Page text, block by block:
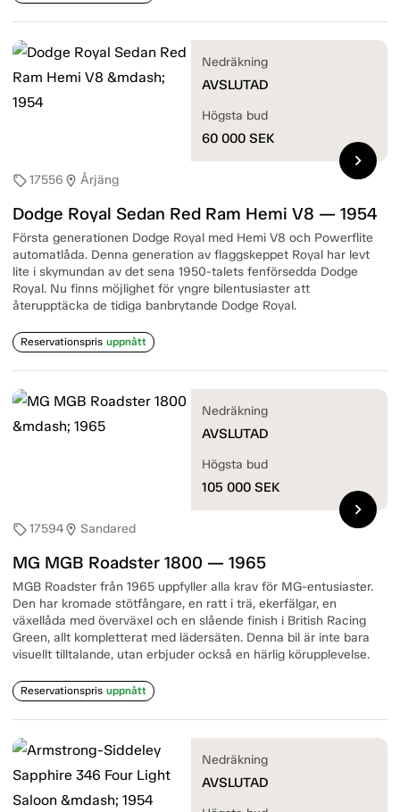
sell17556 location_on Årjäng
Dodge Royal Sedan Red Ram Hemi V8 — 1954
Första generationen Dodge Royal med Hemi V8 och Powerflite
automatlåda. Denna generation av flaggskeppet Royal har levt
lite i skymundan av det sena 1950-talets fenförsedda Dodge
Royal. Nu finns möjlighet för yngre bilentusiaster att
återupptäcka de tidiga banbrytande Dodge Royal.
Reservationspris uppnått
Nedräkning
AVSLUTAD
Högsta bud
60 000 SEK
chevron_right
sell17594location_on Sandared
MG MGB Roadster 1800 — 1965
MGB Roadster från 1965 uppfyller alla krav för MG-entusiaster.
Den har kromade stötfångare, en ratt i trä, ekerfälgar, en
växellåda med överväxel och en slående finish i British Racing
Green, allt kompletterat med lädersäten. Denna bil är inte bara
visuellt tilltalande, utan erbjuder också en härlig körupplevelse.
Reservationspris uppnått
Nedräkning
AVSLUTAD
Högsta bud
105 000 SEK
chevron_right
Nedräkning
AVSLUTAD